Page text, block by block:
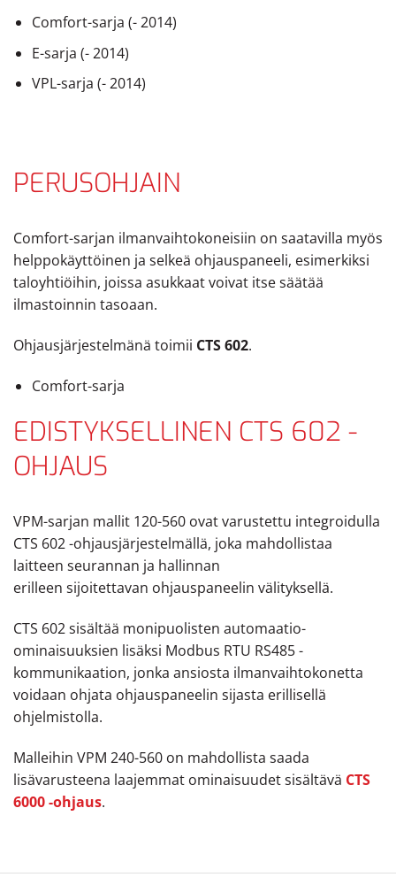
Comfort-sarja (- 2014)
E-sarja (- 2014)
VPL-sarja (- 2014)
PERUSOHJAIN
Comfort-sarjan ilmanvaihtokoneisiin on saatavilla myös
helppokäyttöinen ja selkeä ohjauspaneeli, esimerkiksi
taloyhtiöihin, joissa asukkaat voivat itse säätää
ilmastoinnin tasoaan.
Ohjausjärjestelmänä toimii CTS 602.
Comfort-sarja
EDISTYKSELLINEN CTS 602 -
OHJAUS
VPM-sarjan mallit 120-560 ovat varustettu integroidulla
CTS 602 -ohjausjärjestelmällä, joka mahdollistaa
laitteen seurannan ja hallinnan
erilleen sijoitettavan ohjauspaneelin välityksellä.
CTS 602 sisältää monipuolisten automaatio-
ominaisuuksien lisäksi Modbus RTU RS485 -
kommunikaation, jonka ansiosta ilmanvaihtokonetta
voidaan ohjata ohjauspaneelin sijasta erillisellä
ohjelmistolla.
Malleihin VPM 240-560 on mahdollista saada
lisävarusteena laajemmat ominaisuudet sisältävä CTS
6000 -ohjaus.